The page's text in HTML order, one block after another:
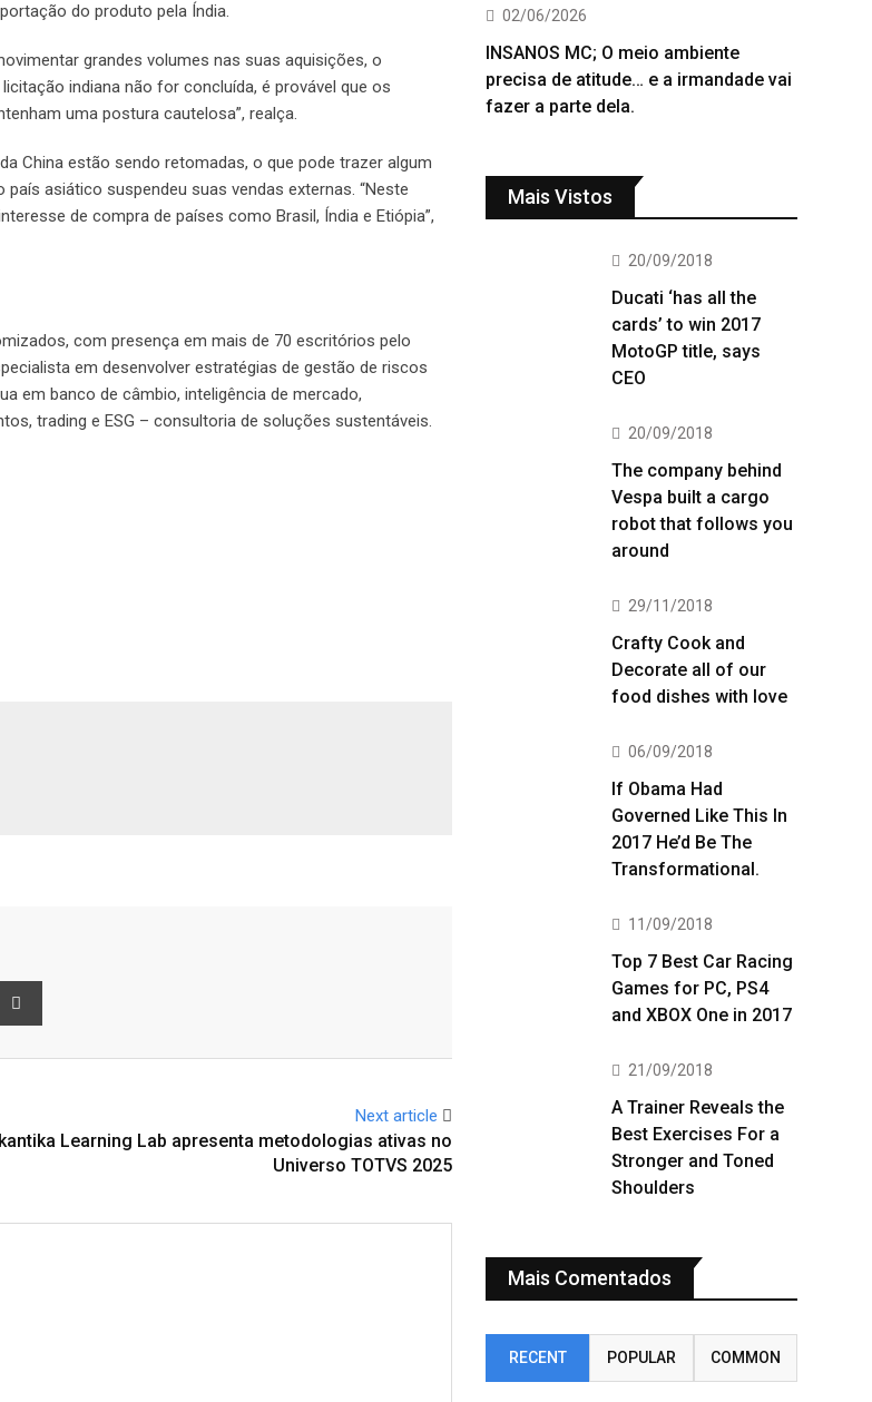
do produto pela Índia.
grandes volumes nas suas aquisições, o
indiana não for concluída, é provável que os
uma postura cautelosa”, realça.
China estão sendo retomadas, o que pode trazer algum
asiático suspendeu suas vendas externas. “Neste
de compra de países como Brasil, Índia e Etiópia”,
com presença em mais de 70 escritórios pelo
em desenvolver estratégias de gestão de riscos
em banco de câmbio, inteligência de mercado,
trading e ESG – consultoria de soluções sustentáveis.
Next article
Learning Lab apresenta metodologias ativas no
Universo TOTVS 2025
02/06/2026
INSANOS MC; O meio ambiente
precisa de atitude… e a irmandade vai
fazer a parte dela.
Mais Vistos
20/09/2018
Ducati ‘has all the
cards’ to win 2017
MotoGP title, says
CEO
20/09/2018
The company behind
Vespa built a cargo
robot that follows you
around
29/11/2018
Crafty Cook and
Decorate all of our
food dishes with love
06/09/2018
If Obama Had
Governed Like This In
2017 He’d Be The
Transformational.
11/09/2018
Top 7 Best Car Racing
Games for PC, PS4
and XBOX One in 2017
21/09/2018
A Trainer Reveals the
Best Exercises For a
Stronger and Toned
Shoulders
Mais Comentados
RECENT POPULAR COMMON